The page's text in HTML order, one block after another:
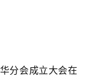
分会成立大会在